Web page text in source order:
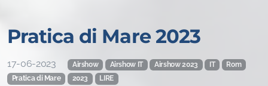
Pratica di Mare 2023
17-06-2023 Airshow Airshow IT Airshow 2023 IT
Rom
Pratica di Mare
2023 LIRE